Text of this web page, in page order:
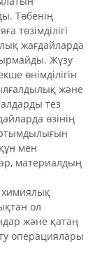
Төбенің
төзімділігі
жағдайларда
Жүзу
өнімділігін
және
тез
өзінің
мен
материалдың
химиялық
ол
және қатаң
операциялары